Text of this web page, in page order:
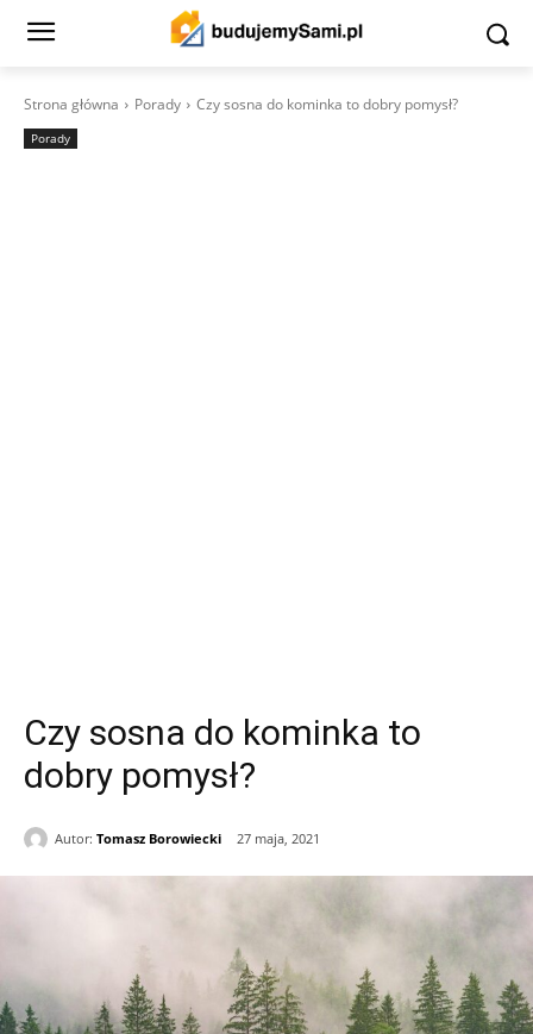
Strona główna Porady Czy sosna do kominka to dobry pomysł?
Porady
Czy sosna do kominka to
dobry pomysł?
Autor: Tomasz Borowiecki 27 maja, 2021